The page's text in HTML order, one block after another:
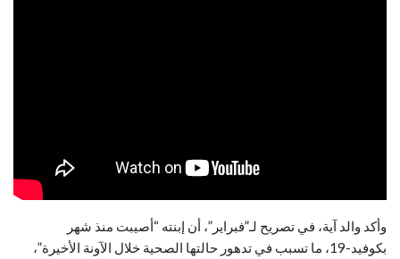
وأكد والد آية، في تصريح لـ”فبراير”، أن إبنته “أصيبت منذ شهر
بكوفيد-19، ما تسبب في تدهور حالتها الصحية خلال الآونة الأخيرة”،